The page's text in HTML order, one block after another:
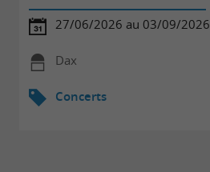
27/06/2026 au 03/09/2026
Dax
Concerts